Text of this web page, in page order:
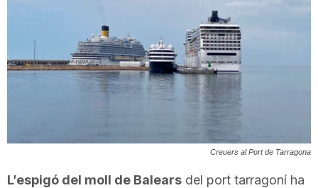
a
Creuers al Port de Tarragona
L’espigó del moll de Balears del port tarragoní ha